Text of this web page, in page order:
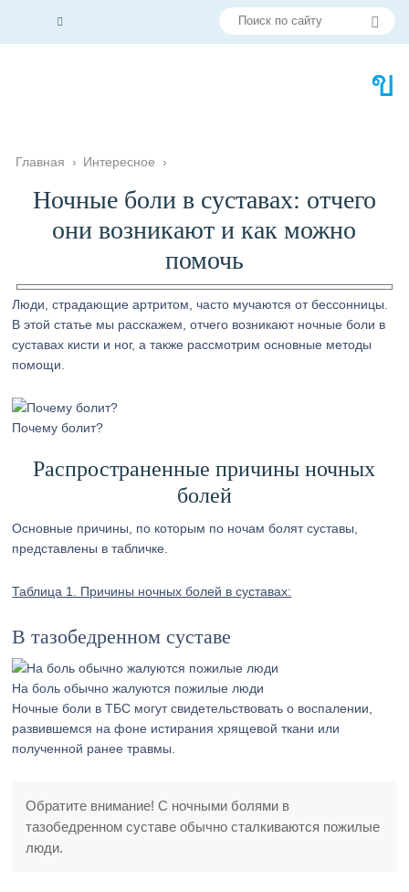
Главная › Интересное ›
Ночные боли в суставах: отчего
они возникают и как можно
помочь
Люди, страдающие артритом, часто мучаются от бессонницы.
В этой статье мы расскажем, отчего возникают ночные боли в
суставах кисти и ног, а также рассмотрим основные методы
помощи.
Почему болит?
Распространенные причины ночных
болей
Основные причины, по которым по ночам болят суставы,
представлены в табличке.
Таблица 1. Причины ночных болей в суставах:
В тазобедренном суставе
На боль обычно жалуются пожилые люди
Ночные боли в ТБС могут свидетельствовать о воспалении,
развившемся на фоне истирания хрящевой ткани или
полученной ранее травмы.
Обратите внимание! С ночными болями в
тазобедренном суставе обычно сталкиваются пожилые
люди.